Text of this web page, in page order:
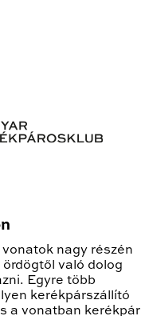
nagy részén
való dolog
Egyre több
kerékpárszállító
a vonatban kerékpár